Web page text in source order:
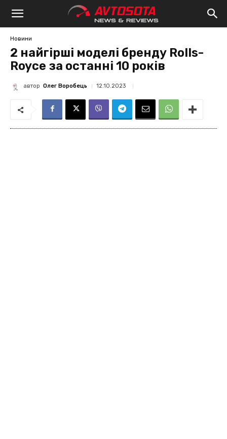
Avtosota
Новини
2 найгірші моделі бренду Rolls-
Royce за останні 10 років
автор Олег Воробець 12.10.2023